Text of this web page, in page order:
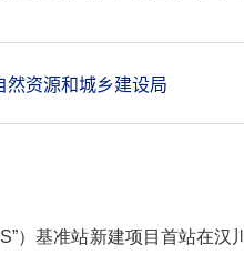
然资源和城乡建设局
）基准站新建项目首站在